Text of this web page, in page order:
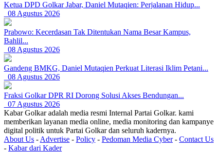
Ketua DPD Golkar Jabar, Daniel Mutaqien: Perjalanan Hidup...
08 Agustus 2026
Prabowo: Kecerdasan Tak Ditentukan Nama Besar Kampus,
Bahlil...
08 Agustus 2026
Gandeng BMKG, Daniel Mutaqien Perkuat Literasi Iklim Petani...
08 Agustus 2026
Fraksi Golkar DPR RI Dorong Solusi Akses Bendungan...
07 Agustus 2026
Kabar Golkar adalah media resmi Internal Partai Golkar. kami
memberikan layanan media online, media monitoring dan kampanye
digital politik untuk Partai Golkar dan seluruh kadernya.
About Us - Advertise - Policy - Pedoman Media Cyber- Contact Us
- Kabar dari Kader